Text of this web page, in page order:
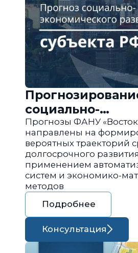
социально-
экономического
региона РФ
Прогнозы ФАНУ
направлены на
вероятных траекторий
долгосрочного
применением
систем и экономико-
методов
Подробнее
Консультация